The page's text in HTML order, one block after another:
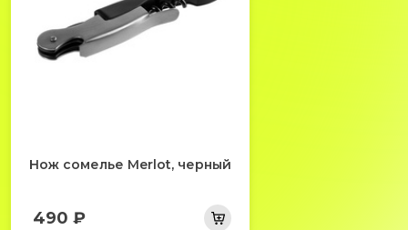
Нож сомелье Merlot, черный
490 ₽